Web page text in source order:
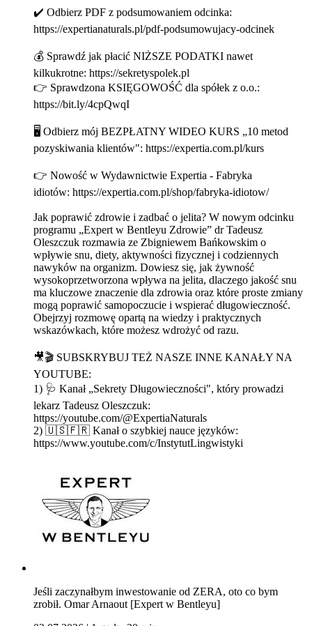
✔️ Odbierz PDF z podsumowaniem odcinka:
https://expertianaturals.pl/pdf-podsumowujacy-odcinek
💰 Sprawdź jak płacić NIŻSZE PODATKI nawet
kilkukrotne: https://sekretyspolek.pl
👉 Sprawdzona KSIĘGOWOŚĆ dla spółek z o.o.:
https://bit.ly/4cpQwqI
🖥 Odbierz mój BEZPŁATNY WIDEO KURS „10 metod
pozyskiwania klientów": https://expertia.com.pl/kurs
👉 Nowość w Wydawnictwie Expertia - Fabryka
idiotów: https://expertia.com.pl/shop/fabryka-idiotow/
Jak poprawić zdrowie i zadbać o jelita? W nowym odcinku
programu „Expert w Bentleyu Zdrowie” dr Tadeusz
Oleszczuk rozmawia ze Zbigniewem Bańkowskim o
wpływie snu, diety, aktywności fizycznej i codziennych
nawyków na organizm. Dowiesz się, jak żywność
wysokoprzetworzona wpływa na jelita, dlaczego jakość snu
ma kluczowe znaczenie dla zdrowia oraz które proste zmiany
mogą poprawić samopoczucie i wspierać długowieczność.
Obejrzyj rozmowę opartą na wiedzy i praktycznych
wskazówkach, które możesz wdrożyć od razu.
🎥🎬 SUBSKRYBUJ TEŻ NASZE INNE KANAŁY NA
YOUTUBE:
1) 🩺 Kanał „Sekrety Długowieczności", który prowadzi
lekarz Tadeusz Oleszczuk:
https://youtube.com/@ExpertiaNaturals
2) 🇺🇸🇫🇷 Kanał o szybkiej nauce języków:
https://www.youtube.com/c/InstytutLingwistyki
Jeśli zaczynałbym inwestowanie od ZERA, oto co bym
zrobił. Omar Arnaout [Expert w Bentleyu]